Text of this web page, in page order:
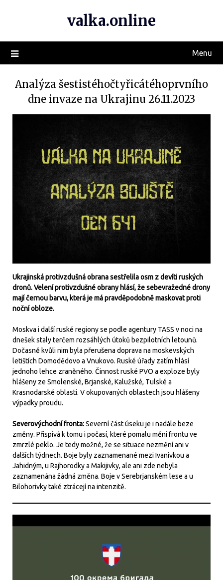
valka.online
Menu
Analýza šestistéhočtyřicátéhoprvního
dne invaze na Ukrajinu 26.11.2023
Ukrajinská protivzdušná obrana sestřelila osm z devíti ruských
dronů. Velení protivzdušné obrany hlásí, že sebevražedné drony
mají černou barvu, která je má pravděpodobně maskovat proti
noční obloze.
Moskva i další ruské regiony se podle agentury TASS v noci na
dnešek staly terčem rozsáhlých útoků bezpilotních letounů.
Dočasně kvůli nim byla přerušena doprava na moskevských
letištích Domodědovo a Vnukovo. Ruské úřady zatím hlásí
jednoho lehce zraněného. Činnost ruské PVO a exploze byly
hlášeny ze Smolenské, Brjanské, Kalužské, Tulské a
Krasnodarské oblasti. V okupovaných oblastech jsou hlášeny
výpadky proudu.
Severovýchodní fronta:Severní část úseku je i nadále beze
změny. Přispívá k tomu i počasí, které pomalu mění frontu ve
zmrzlé peklo. Je tedy možné, že se situace nezmění ani v
dalších týdnech. Boje byly zaznamenané mezi Ivanivkou a
Jahidným, u Rajhorodky a Makijivky, ale ani zde nebyla
zaznamenána žádná změna. Boje v Serebrjanském lese a u
Bilohorivky také ztrácejí na intenzitě.